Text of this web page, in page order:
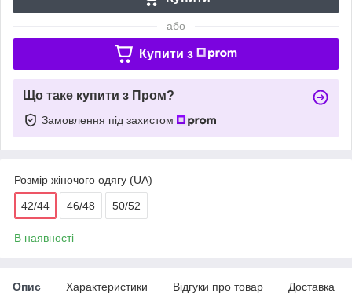
або
Купити з
Що таке купити з Пром?
Замовлення під захистом
Розмір жіночого одягу (UA)
42/44 46/48 50/52
В наявності
Опис Характеристики Відгуки про товар Доставка